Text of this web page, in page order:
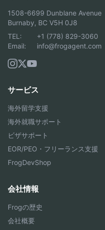
1508-6699 Dunblane Avenue
Burnaby, BC V5H 0J8
TEL:
+1 (778) 829-3060
Email:
info@frogagent.com
サービス
海外留学支援
海外就職サポート
ビザサポート
EOR/PEO・フリーランス支援
FrogDevShop
会社情報
Frogの歴史
会社概要